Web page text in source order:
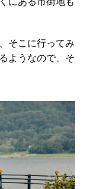
そこに行ってみ
ようなので、そ